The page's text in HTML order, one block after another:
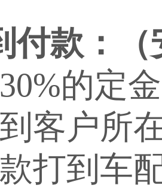
付款：
的定
客户所
打到车